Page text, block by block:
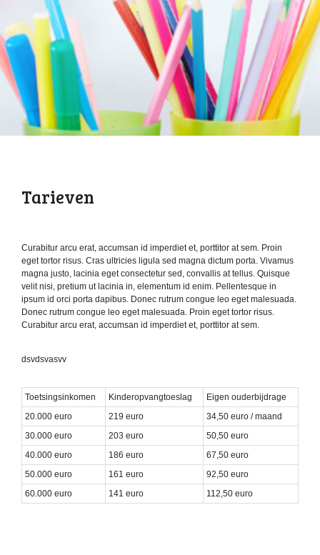
Tarieven
Curabitur arcu erat, accumsan id imperdiet et, porttitor at sem. Proin
eget tortor risus. Cras ultricies ligula sed magna dictum porta. Vivamus
magna justo, lacinia eget consectetur sed, convallis at tellus. Quisque
velit nisi, pretium ut lacinia in, elementum id enim. Pellentesque in
ipsum id orci porta dapibus. Donec rutrum congue leo eget malesuada.
Donec rutrum congue leo eget malesuada. Proin eget tortor risus.
Curabitur arcu erat, accumsan id imperdiet et, porttitor at sem.
dsvdsvasvv
Toetsingsinkomen Kinderopvangtoeslag
Eigen ouderbijdrage
20.000 euro
219 euro
34,50 euro / maand
30.000 euro
203 euro
50,50 euro
40.000 euro
186 euro
67,50 euro
50.000 euro
161 euro
92,50 euro
60.000 euro
141 euro 112,50 euro